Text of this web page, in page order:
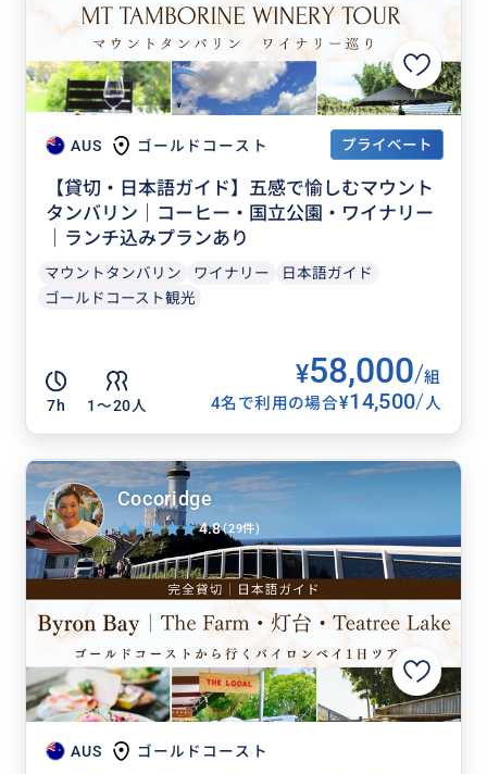
AUS ゴールドコースト プライベート
【貸切・日本語ガイド】五感で愉しむマウント
タンバリン｜コーヒー・国立公園・ワイナリー
｜ランチ込みプランあり
マウントタンバリン ワイナリー
日本語ガイド
ゴールドコースト観光
7h 1〜20人
¥58,000/組
4名で利用の場合¥14,500/人
AUS ゴールドコースト
Cocoridge
4.8(29件)